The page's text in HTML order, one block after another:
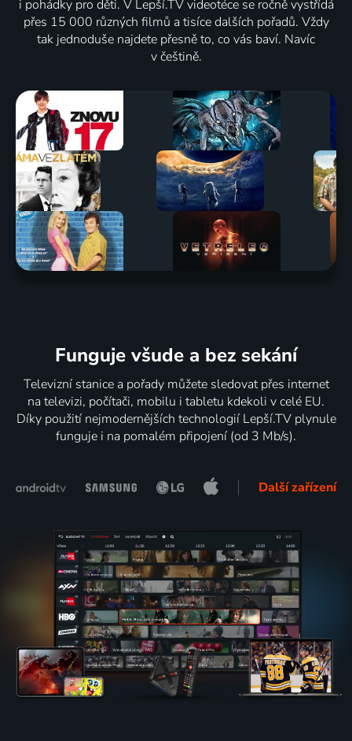
i pohádky pro děti. V Lepší.TV videotéce se ročně vystřídá
přes 15 000 různých filmů a tisíce dalších pořadů. Vždy
tak jednoduše najdete přesně to, co vás baví. Navíc
v češtině.
Funguje všude a bez sekání
Televizní stanice a pořady můžete sledovat přes internet
na televizi, počítači, mobilu i tabletu kdekoli v celé EU.
Díky použití nejmodernějších technologií Lepší.TV plynule
funguje i na pomalém připojení (od 3 Mb/s).
Další zařízení